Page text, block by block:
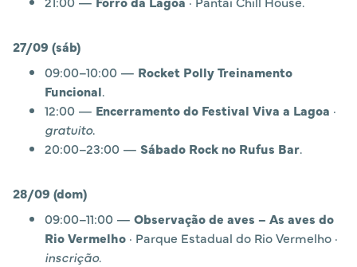
27/09 (sáb)
09:00–10:00 — Rocket Polly Treinamento
Funcional.
12:00 — Encerramento do Festival Viva a Lagoa ·
gratuito.
20:00–23:00 — Sábado Rock no Rufus Bar.
28/09 (dom)
09:00–11:00 — Observação de aves – As aves do
Rio Vermelho · Parque Estadual do Rio Vermelho ·
inscrição.